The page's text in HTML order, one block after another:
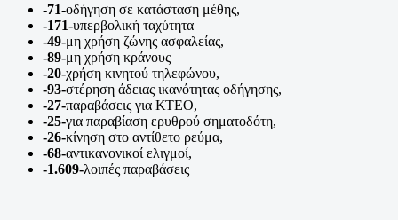
-71-οδήγηση σε κατάσταση μέθης,
-171-υπερβολική ταχύτητα
-49-μη χρήση ζώνης ασφαλείας,
-89-μη χρήση κράνους
-20-χρήση κινητού τηλεφώνου,
-93-στέρηση άδειας ικανότητας οδήγησης,
-27-παραβάσεις για ΚΤΕΟ,
-25-για παραβίαση ερυθρού σηματοδότη,
-26-κίνηση στο αντίθετο ρεύμα,
-68-αντικανονικοί ελιγμοί,
-1.609-λοιπές παραβάσεις